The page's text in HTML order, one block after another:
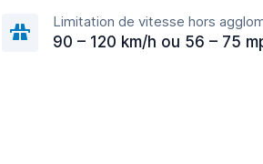
Limitation de vitesse hors
90 – 120 km/h ou 56 – 75